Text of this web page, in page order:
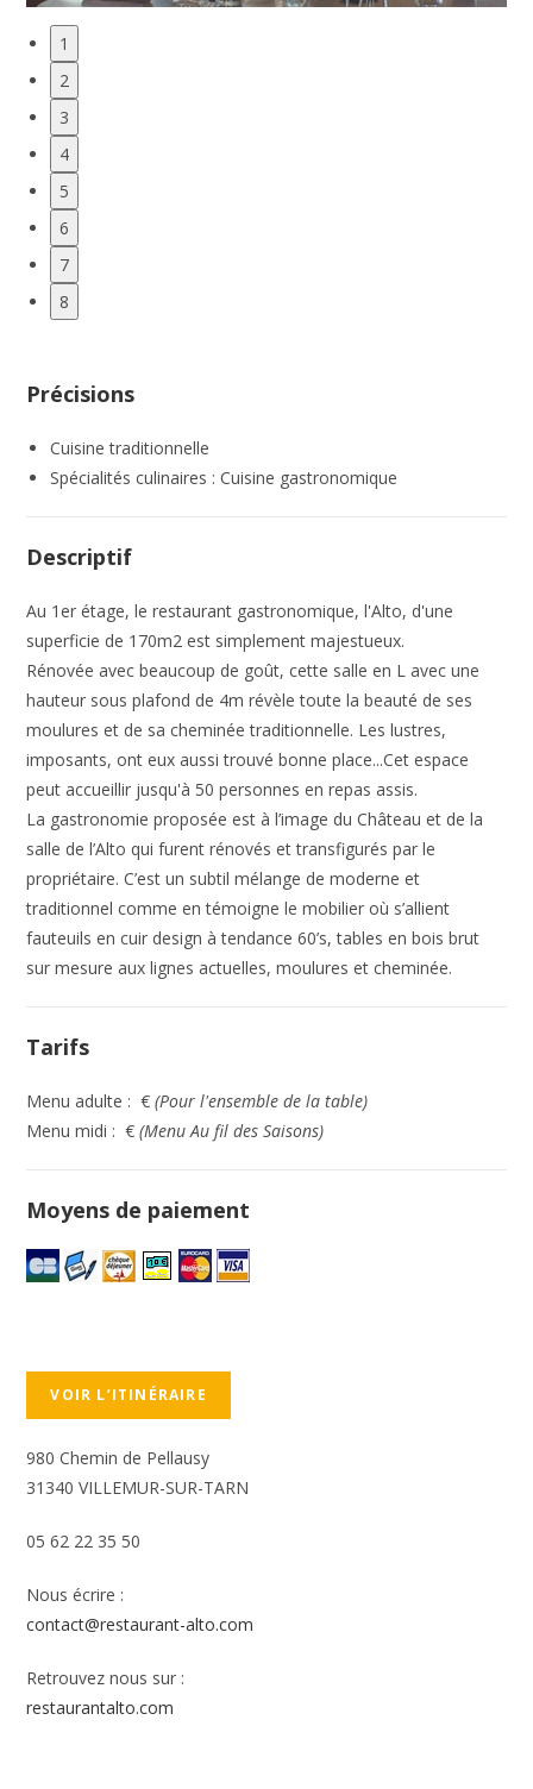
1
2
3
4
5
6
7
8
Précisions
Cuisine traditionnelle
Spécialités culinaires : Cuisine gastronomique
Descriptif
Au 1er étage, le restaurant gastronomique, l'Alto, d'une
superficie de 170m2 est simplement majestueux.
Rénovée avec beaucoup de goût, cette salle en L avec une
hauteur sous plafond de 4m révèle toute la beauté de ses
moulures et de sa cheminée traditionnelle. Les lustres,
imposants, ont eux aussi trouvé bonne place...Cet espace
peut accueillir jusqu'à 50 personnes en repas assis.
La gastronomie proposée est à l’image du Château et de la
salle de l’Alto qui furent rénovés et transfigurés par le
propriétaire. C’est un subtil mélange de moderne et
traditionnel comme en témoigne le mobilier où s’allient
fauteuils en cuir design à tendance 60’s, tables en bois brut
sur mesure aux lignes actuelles, moulures et cheminée.
Tarifs
Menu adulte : €(Pour l'ensemble de la table)
Menu midi : €(Menu Au fil des Saisons)
Moyens de paiement
VOIR L’ITINÉRAIRE
980 Chemin de Pellausy
31340 VILLEMUR-SUR-TARN
05 62 22 35 50
Nous écrire :
contact@restaurant-alto.com
Retrouvez nous sur :
restaurantalto.com